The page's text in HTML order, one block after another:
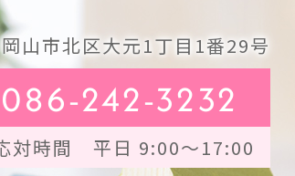
山市北区大元1丁目1番29号
086-242-3232
対時間 平日 9:00～17:00